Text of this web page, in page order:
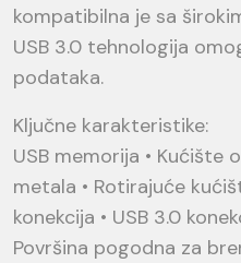
kompatibilna je sa
USB 3.0 tehnologija
podataka.
Ključne karakteristike:
USB memorija • Kućište
metala • Rotirajuće
konekcija • USB 3.0
Površina pogodna za